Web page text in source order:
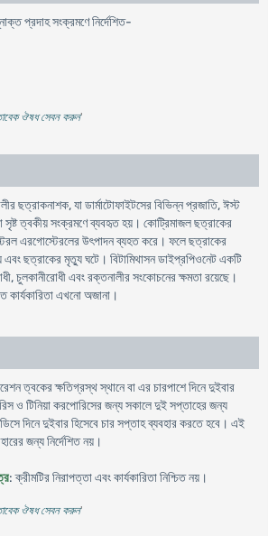
প্রদাহ সংক্রমণে নির্দেশিত-
ঔষধ সেবন করুন'
ছত্রাকনাশক, যা ডার্মাটোফাইটসের বিভিন্ন প্রজাতি, ঈস্ট
সৃষ্ট ত্বকীয় সংক্রমণে ব্যবহৃত হয়। কোট্রিমাজল ছত্রাকের
এরগােস্টেরলের উৎপাদন ব্যহত করে। ফলে ছত্রাকের
এবং ছত্রাকের মৃত্যু ঘটে। বিটামিথাসন ডাইপ্রপিওনেট একটি
চুলকানীরােধী এবং রক্তনালীর সংকোচনের ক্ষমতা রয়েছে।
এখনাে অজানা।
ত্বকের ক্ষতিগ্রস্থ স্থানে বা এর চারপাশে দিনে দুইবার
ও টিনিয়া করপােরিসের জন্য সকালে দুই সপ্তাহের জন্য
দিনে দুইবার হিসেবে চার সপ্তাহ ব্যবহার করতে হবে। এই
জন্য নির্দেশিত নয়।
: ক্রীমটির নিরাপত্তা এবং কার্যকারিতা নিশ্চিত নয়।
ঔষধ সেবন করুন'